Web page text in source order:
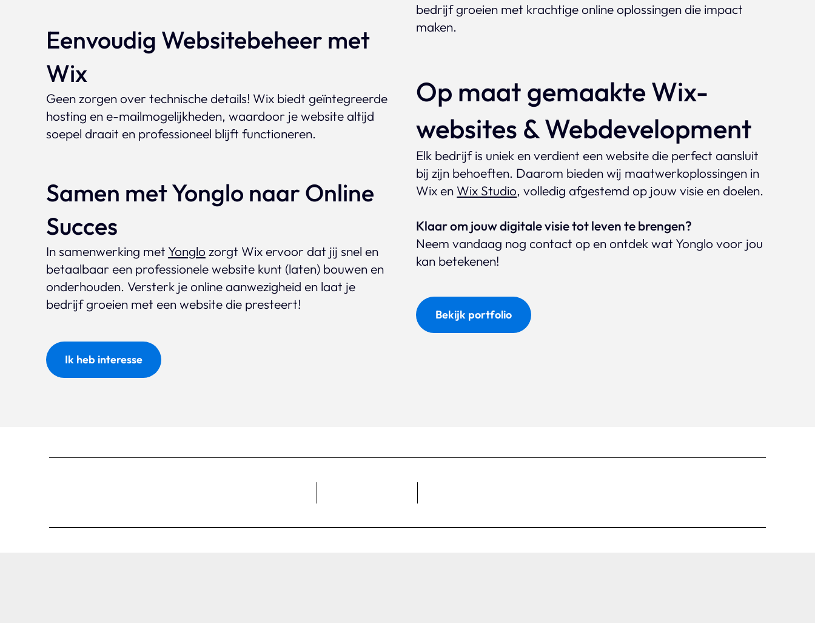
Eenvoudig Websitebeheer met
Wix
Geen zorgen over technische details! Wix biedt geïntegreerde
hosting en e-mailmogelijkheden, waardoor je website altijd
soepel draait en professioneel blijft functioneren.
Samen met Yonglo naar Online
Succes
In samenwerking met Yonglo zorgt Wix ervoor dat jij snel en
betaalbaar een professionele website kunt (laten) bouwen en
onderhouden. Versterk je online aanwezigheid en laat je
bedrijf groeien met een website die presteert!
Ik heb interesse
bedrijf groeien met krachtige online oplossingen die impact
maken.
Op maat gemaakte Wix-
websites & Webdevelopment
Elk bedrijf is uniek en verdient een website die perfect aansluit
bij zijn behoeften. Daarom bieden wij maatwerkoplossingen in
Wix en Wix Studio, volledig afgestemd op jouw visie en doelen.
Klaar om jouw digitale visie tot leven te brengen?
Neem vandaag nog contact op en ontdek wat Yonglo voor jou
kan betekenen!
Bekijk portfolio